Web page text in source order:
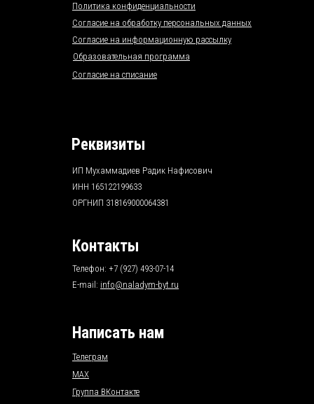
ИП Мухаммадиев Радик Нафисович
ИНН 165122199633
ОРГНИП 318169000064381
Реквизиты
Написать нам
Телефон: +7 (927) 493-07-14
E-mail: info@naladym-byt.ru
Контакты
Политика конфиденциальности
Согласие на обработку персональных данных
Согласие на информационную рассылку
Согласие на списание
Образовательная программа
Группа ВКонтакте
MAX
Телеграм